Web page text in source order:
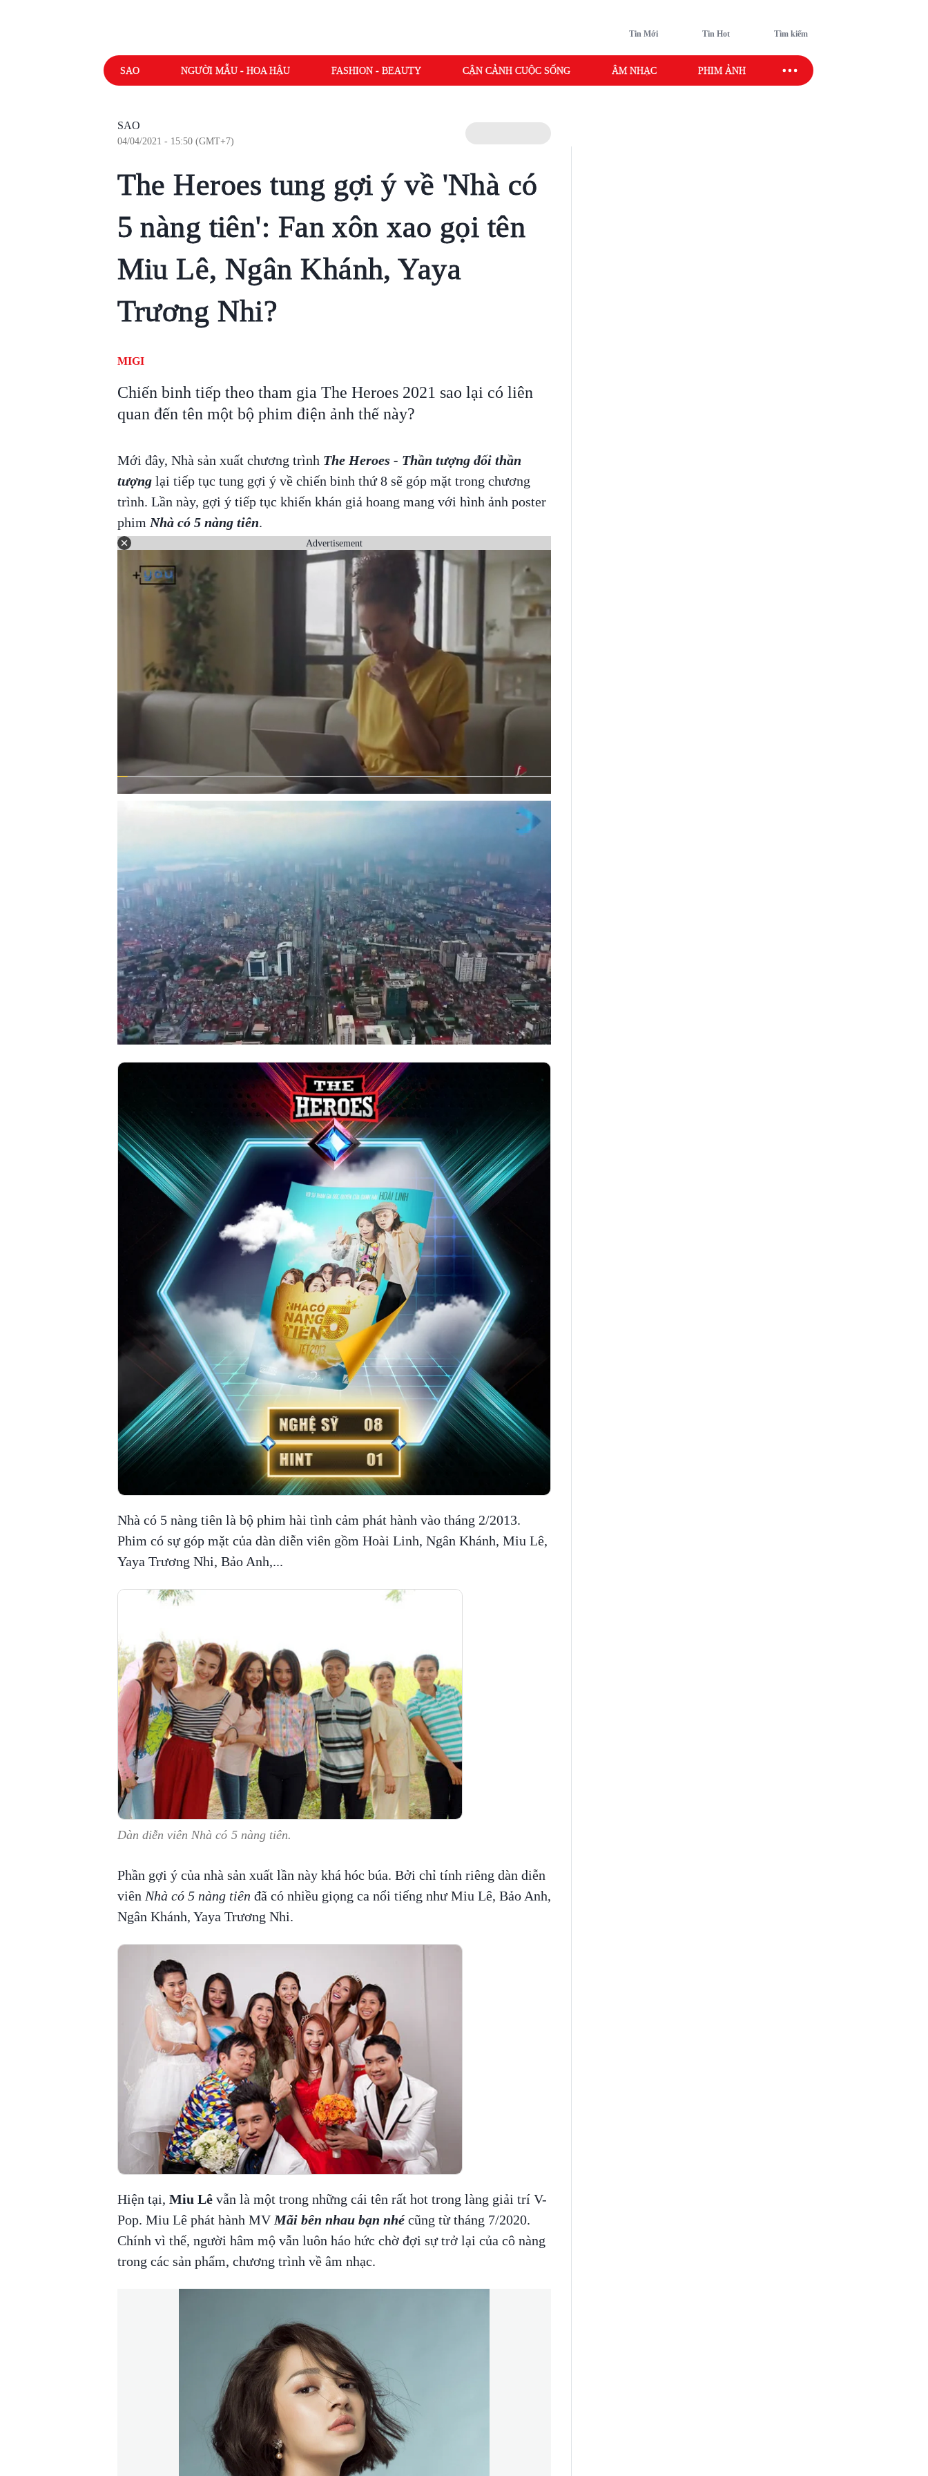
Tin Mới Tin Hot Tìm kiếm
SAO NGƯỜI MẪU - HOA HẬU FASHION - BEAUTY CẬN CẢNH CUỘC SỐNG ÂM NHẠC PHIM ẢNH SAO SPORT
SAO
04/04/2021 - 15:50 (GMT+7)
The Heroes tung gợi ý về 'Nhà có
5 nàng tiên': Fan xôn xao gọi tên
Miu Lê, Ngân Khánh, Yaya
Trương Nhi?
MIGI
Chiến binh tiếp theo tham gia The Heroes 2021 sao lại có liên
quan đến tên một bộ phim điện ảnh thế này?
Mới đây, Nhà sản xuất chương trình The Heroes - Thần tượng đối thần
tượnglại tiếp tục tung gợi ý về chiến binh thứ 8 sẽ góp mặt trong chương
trình. Lần này, gợi ý tiếp tục khiến khán giả hoang mang với hình ảnh poster
phim Nhà có 5 nàng tiên.
Advertisement
Nhà có 5 nàng tiên là bộ phim hài tình cảm phát hành vào tháng 2/2013.
Phim có sự góp mặt của dàn diễn viên gồm Hoài Linh, Ngân Khánh, Miu Lê,
Yaya Trương Nhi, Bảo Anh,...
Dàn diễn viên Nhà có 5 nàng tiên.
Phần gợi ý của nhà sản xuất lần này khá hóc búa. Bởi chỉ tính riêng dàn diễn
viên Nhà có 5 nàng tiên đã có nhiều giọng ca nổi tiếng như Miu Lê, Bảo Anh,
Ngân Khánh, Yaya Trương Nhi.
Hiện tại, Miu Lêvẫn là một trong những cái tên rất hot trong làng giải trí V-
Pop. Miu Lê phát hành MV Mãi bên nhau bạn nhécũng từ tháng 7/2020.
Chính vì thế, người hâm mộ vẫn luôn háo hức chờ đợi sự trở lại của cô nàng
trong các sản phẩm, chương trình về âm nhạc.